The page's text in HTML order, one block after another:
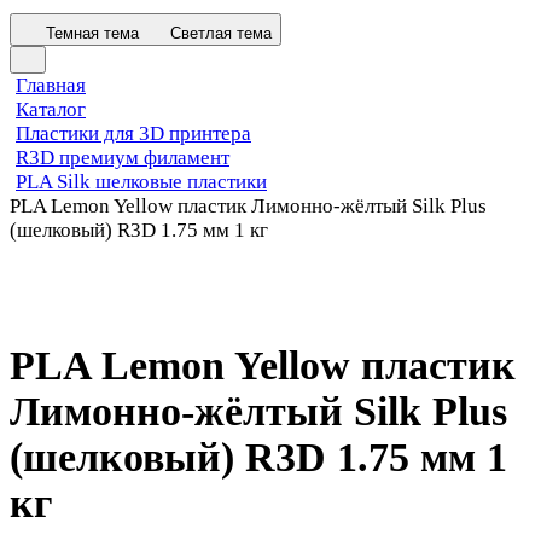
Темная тема Светлая тема
Главная
Каталог
Пластики для 3D принтера
R3D премиум филамент
PLA Silk шелковые пластики
PLA Lemon Yellow пластик Лимонно-жёлтый Silk Plus
(шелковый) R3D 1.75 мм 1 кг
PLA Lemon Yellow пластик
Лимонно-жёлтый Silk Plus
(шелковый) R3D 1.75 мм 1
кг